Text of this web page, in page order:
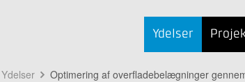
Ydelser
Ydelser Optimering af overfladebelægninger